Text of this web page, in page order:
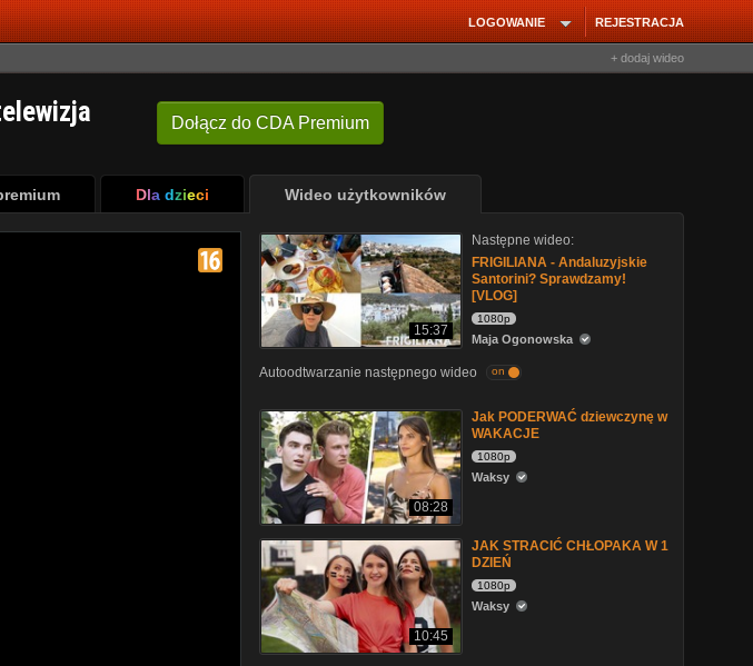
REJESTRACJA
LOGOWANIE
+ dodaj wideo
Dołącz do CDA Premium
Dla dzieci Wideo użytkowników
15:37
Następne wideo:
FRIGILIANA - Andaluzyjskie
Santorini? Sprawdzamy!
[VLOG]
1080p
Maja Ogonowska
Autoodtwarzanie następnego wideo on
08:28
Jak PODERWAĆ dziewczynę w
WAKACJE
1080p
Waksy
10:45
JAK STRACIĆ CHŁOPAKA W 1
DZIEŃ
1080p
Waksy